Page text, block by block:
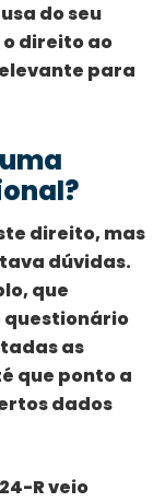
do seu
o direito ao
para
direito, mas
dúvidas.
que
questionário
as
que ponto a
dados
R veio